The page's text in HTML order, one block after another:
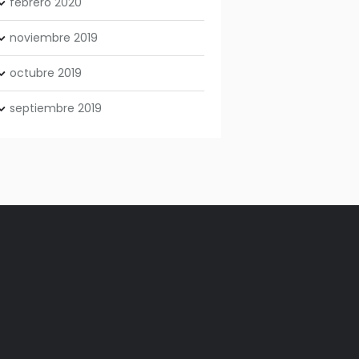
noviembre2019
octubre2019
septiembre2019